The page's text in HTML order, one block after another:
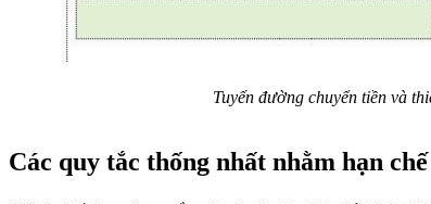
Tuyến đường chuyển tiền và
Các quy tắc thống nhất nhằm hạn